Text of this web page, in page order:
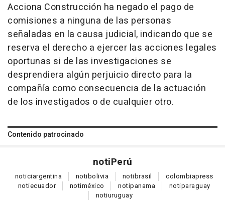
Acciona Construcción ha negado el pago de
comisiones a ninguna de las personas
señaladas en la causa judicial, indicando que se
reserva el derecho a ejercer las acciones legales
oportunas si de las investigaciones se
desprendiera algún perjuicio directo para la
compañía como consecuencia de la actuación
de los investigados o de cualquier otro.
Contenido patrocinado
notiPerú
noticiargentina notibolivia notibrasil colombiapress
notiecuador notiméxico notipanama notiparaguay
notiuruguay